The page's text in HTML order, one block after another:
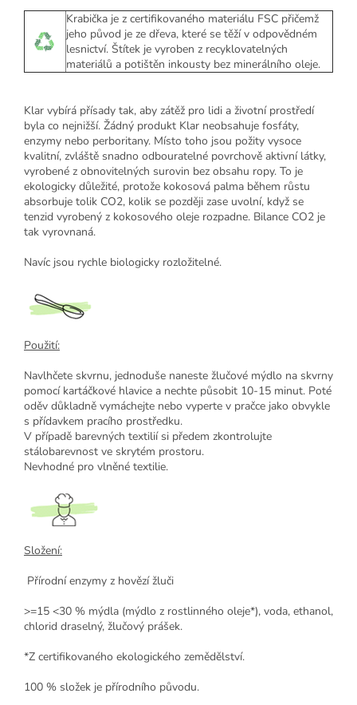
Krabička je z certifikovaného materiálu FSC přičemž
jeho původ je ze dřeva, které se těží v odpovědném
lesnictví. Štítek je vyroben z recyklovatelných
materiálů a potištěn inkousty bez minerálního oleje.
Klar vybírá přísady tak, aby zátěž pro lidi a životní prostředí
byla co nejnižší. Žádný produkt Klar neobsahuje fosfáty,
enzymy nebo perboritany. Místo toho jsou požity vysoce
kvalitní, zvláště snadno odbouratelné povrchově aktivní látky,
vyrobené z obnovitelných surovin bez obsahu ropy. To je
ekologicky důležité, protože kokosová palma během růstu
absorbuje tolik CO2, kolik se později zase uvolní, když se
tenzid vyrobený z kokosového oleje rozpadne. Bilance CO2 je
tak vyrovnaná.
Navíc jsou rychle biologicky rozložitelné.
Použití:
Navlhčete skvrnu, jednoduše naneste žlučové mýdlo na skvrny
pomocí kartáčkové hlavice a nechte působit 10-15 minut. Poté
oděv důkladně vymáchejte nebo vyperte v pračce jako obvykle
s přídavkem pracího prostředku.
V případě barevných textilií si předem zkontrolujte
stálobarevnost ve skrytém prostoru.
Nevhodné pro vlněné textilie.
Složení:
Přírodní enzymy z hovězí žluči
>=15 <30 % mýdla (mýdlo z rostlinného oleje*), voda, ethanol,
chlorid draselný, žlučový prášek.
*Z certifikovaného ekologického zemědělství.
100 % složek je přírodního původu.